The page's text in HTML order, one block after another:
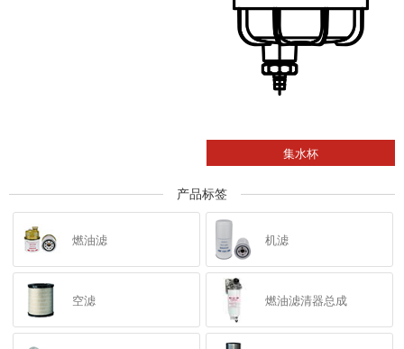
集水杯
产品标签
燃油滤 机滤
空滤 燃油滤清器总成